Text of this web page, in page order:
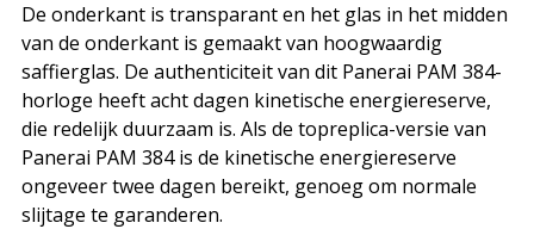
De onderkant is transparant en het glas in het midden
van de onderkant is gemaakt van hoogwaardig
saffierglas. De authenticiteit van dit Panerai PAM 384-
horloge heeft acht dagen kinetische energiereserve,
die redelijk duurzaam is. Als de topreplica-versie van
Panerai PAM 384 is de kinetische energiereserve
ongeveer twee dagen bereikt, genoeg om normale
slijtage te garanderen.